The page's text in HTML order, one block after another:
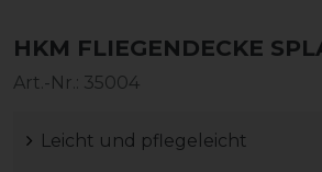
HKM FLIEGENDECKE
Art.-Nr.: 35004
Leicht und pflegeleicht